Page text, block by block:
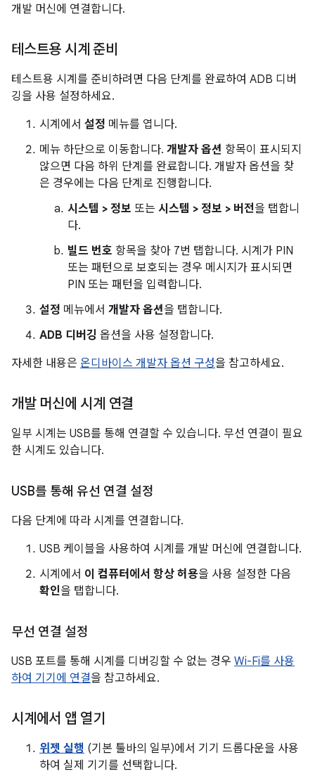
개발 머신에 연결합니다.
테스트용 시계 준비
테스트용 시계를 준비하려면 다음 단계를 완료하여 ADB 디버
깅을 사용 설정하세요.
시계에서 설정 메뉴를 엽니다.
메뉴 하단으로 이동합니다. 개발자 옵션 항목이 표시되지
않으면 다음 하위 단계를 완료합니다. 개발자 옵션을 찾
은 경우에는 다음 단계로 진행합니다.
시스템 > 정보 또는 시스템 > 정보 > 버전을 탭합니
다.
빌드 번호 항목을 찾아 7번 탭합니다. 시계가 PIN
또는 패턴으로 보호되는 경우 메시지가 표시되면
PIN 또는 패턴을 입력합니다.
설정 메뉴에서 개발자 옵션을 탭합니다.
ADB 디버깅 옵션을 사용 설정합니다.
자세한 내용은 온디바이스 개발자 옵션 구성을 참고하세요.
개발 머신에 시계 연결
일부 시계는 USB를 통해 연결할 수 있습니다. 무선 연결이 필요
한 시계도 있습니다.
USB를 통해 유선 연결 설정
다음 단계에 따라 시계를 연결합니다.
USB 케이블을 사용하여 시계를 개발 머신에 연결합니다.
시계에서 이 컴퓨터에서 항상 허용을 사용 설정한 다음
확인을 탭합니다.
무선 연결 설정
USB 포트를 통해 시계를 디버깅할 수 없는 경우 Wi-Fi를 사용
하여 기기에 연결을 참고하세요.
시계에서 앱 열기
위젯 실행 (기본 툴바의 일부)에서 기기 드롭다운을 사용
하여 실제 기기를 선택합니다.